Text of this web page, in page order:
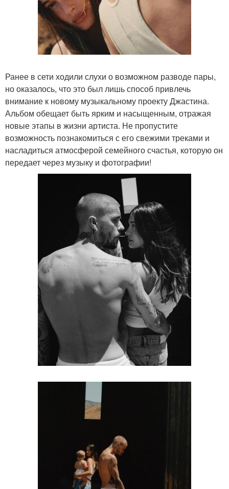
Ранее в сети ходили слухи о возможном разводе пары,
но оказалось, что это был лишь способ привлечь
внимание к новому музыкальному проекту Джастина.
Альбом обещает быть ярким и насыщенным, отражая
новые этапы в жизни артиста. Не пропустите
возможность познакомиться с его свежими треками и
насладиться атмосферой семейного счастья, которую он
передает через музыку и фотографии!